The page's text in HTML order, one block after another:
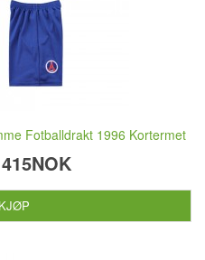
Fotballdrakt 1996 Kortermet
415NOK
KJØP